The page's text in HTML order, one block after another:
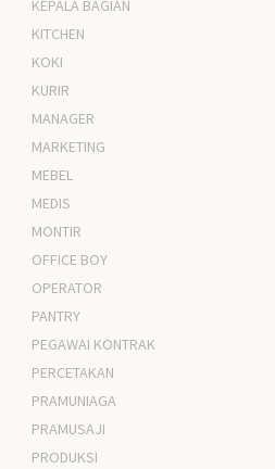
KEPALA BAGIAN
KITCHEN
KOKI
KURIR
MANAGER
MARKETING
MEBEL
MEDIS
MONTIR
OFFICE BOY
OPERATOR
PANTRY
PEGAWAI KONTRAK
PERCETAKAN
PRAMUNIAGA
PRAMUSAJI
PRODUKSI